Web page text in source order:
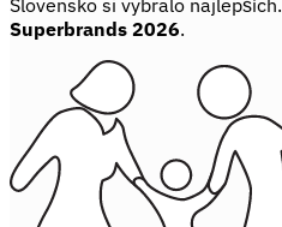
Slovensko si vybralo najlepších.
Superbrands 2026.